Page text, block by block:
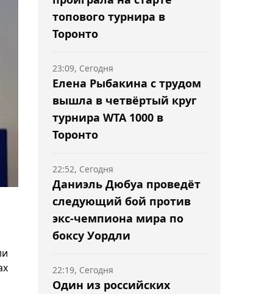
топового турнира в
Торонто
Елена Рыбакина с трудом
вышла в четвёртый круг
турнира WTA 1000 в
Торонто
23:09, Сегодня
Даниэль Дюбуа проведёт
следующий бой против
экс-чемпиона мира по
боксу Уордли
22:52, Сегодня
Один из российских
22:19, Сегодня